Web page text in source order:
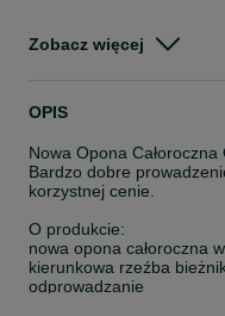
Szerokość
Zobacz więcej
OPIS
Nowa Opona Całoroczna
Bardzo dobre
korzystnej cenie.
O produkcie:
nowa opona całoroczna
kierunkowa rzeźba
odprowadzanie